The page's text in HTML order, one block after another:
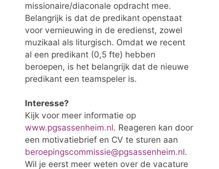
missionaire/diaconale opdracht mee.
Belangrijk is dat de predikant openstaat
voor vernieuwing in de eredienst, zowel
muzikaal als liturgisch. Omdat we recent
al een predikant (0,5 fte) hebben
beroepen, is het belangrijk dat de nieuwe
predikant een teamspeler is.
Interesse?
Kijk voor meer informatie op
www.pgsassenheim.nl. Reageren kan door
een motivatiebrief en CV te sturen aan
beroepingscommissie@pgsassenheim.nl.
Wil je eerst meer weten over de vacature